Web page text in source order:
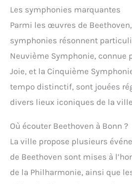
Les symphonies marquantes
Parmi les œuvres de
symphonies résonnent
Neuvième Symphonie, connue
Joie, et la Cinquième
tempo distinctif, sont jouées
divers lieux iconiques de la
Où écouter Beethoven à Bonn ?
La ville propose plusieurs
de Beethoven sont mises à
de la Philharmonie, ainsi que